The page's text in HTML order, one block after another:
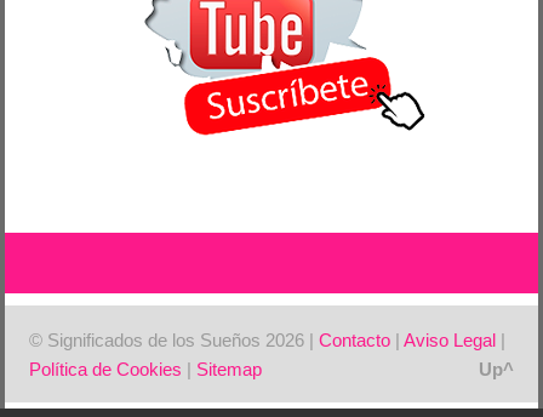
© Significados de los Sueños 2026 |Contacto |Aviso Legal |
Política de Cookies | Sitemap